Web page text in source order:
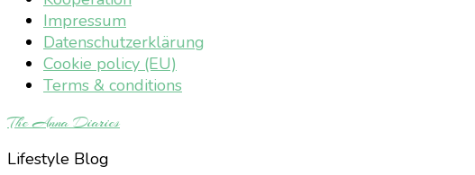
Impressum
Datenschutzerklärung
Cookie policy (EU)
Terms & conditions
The Anna Diaries
Lifestyle Blog